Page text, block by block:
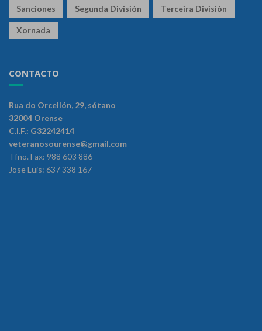
Sanciones Segunda División Terceira División
Xornada
CONTACTO
Rua do Orcellón, 29, sótano
32004 Orense
C.I.F.: G32242414
veteranosourense@gmail.com
Tfno. Fax: 988 603 886
Jose Luis: 637 338 167